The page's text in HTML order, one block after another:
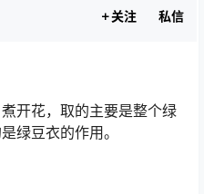
关注 私信
开花，取的主要是整个绿
绿豆衣的作用。